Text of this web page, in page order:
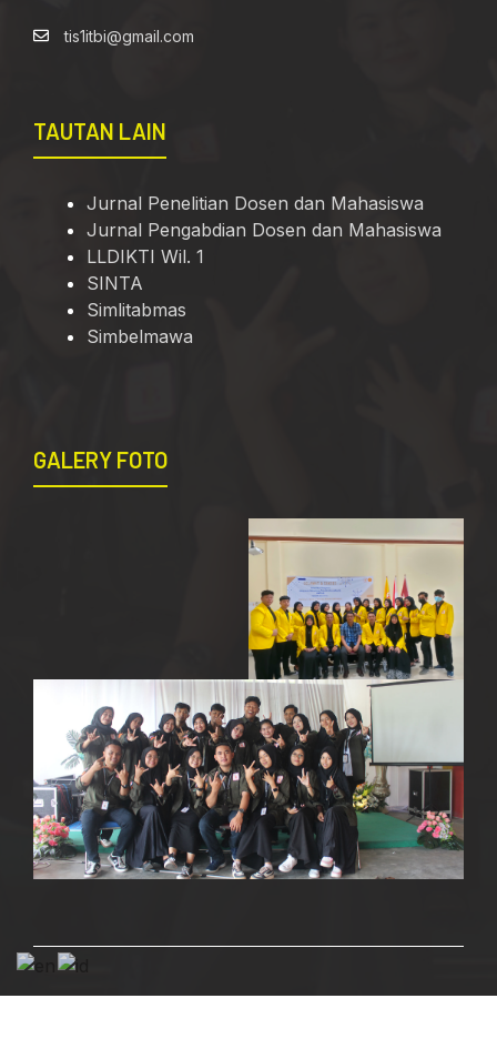
tis1itbi@gmail.com
TAUTAN LAIN
Jurnal Penelitian Dosen dan Mahasiswa
Jurnal Pengabdian Dosen dan Mahasiswa
LLDIKTI Wil. 1
SINTA
Simlitabmas
Simbelmawa
GALERY FOTO